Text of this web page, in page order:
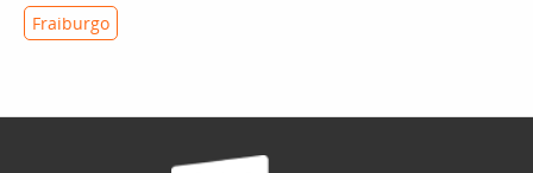
Fraiburgo